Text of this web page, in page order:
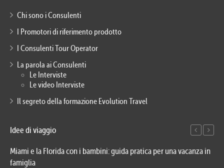
Chi sono i Consulenti
I Promotori di riferimento prodotto
I Consulenti Tour Operator
La parola ai Consulenti
Le Interviste
Le video Interviste
Il segreto della formazione Evolution Travel
Idee di viaggio
Miami e la Florida con i bambini: guida pratica per una vacanza in
famiglia